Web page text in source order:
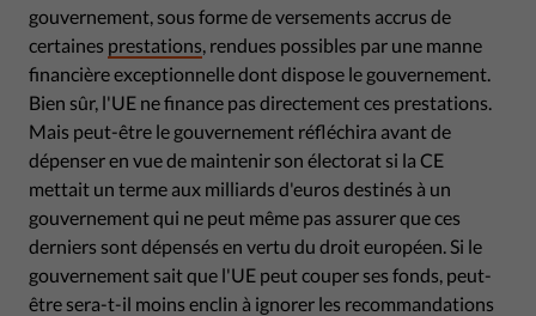
gouvernement, sous forme de versements accrus de
certaines prestations, rendues possibles par une manne
financière exceptionnelle dont dispose le gouvernement.
Bien sûr, l'UE ne finance pas directement ces prestations.
Mais peut-être le gouvernement réfléchira avant de
dépenser en vue de maintenir son électorat si la CE
mettait un terme aux milliards d'euros destinés à un
gouvernement qui ne peut même pas assurer que ces
derniers sont dépensés en vertu du droit européen. Si le
gouvernement sait que l'UE peut couper ses fonds, peut-
être sera-t-il moins enclin à ignorer les recommandations